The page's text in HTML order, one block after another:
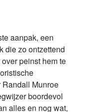
aanpak, een
die zo ontzettend
peinst hem te
Munroe
boordevol
alles en nog wat,